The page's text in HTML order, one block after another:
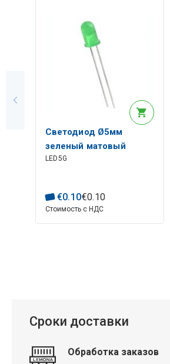
Светодиод Ø5мм
зеленый матовый
LED5G
€0.10€0.10
Стоимость с НДС
Сроки доставки
Обработка заказов